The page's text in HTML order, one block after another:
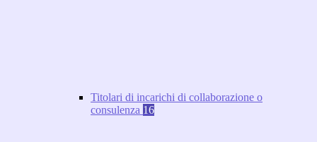
Titolari di incarichi di collaborazione o
consulenza 16